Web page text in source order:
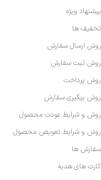
پیشنهاد ویژه
تخفیف ها
روش ارسال سفارش
روش ثبت سفارش
روش پرداخت
روش پیگیری سفارش
روش و شرایط عودت محصول
روش و شرایط تعویض محصول
سفارش ها
کارت های هدیه